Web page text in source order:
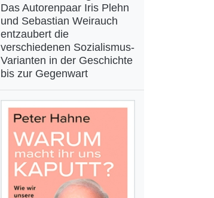
Das Autorenpaar Iris Plehn
und Sebastian Weirauch
entzaubert die
verschiedenen Sozialismus-
Varianten in der Geschichte
bis zur Gegenwart